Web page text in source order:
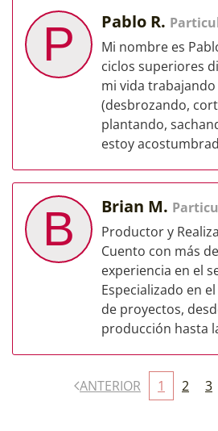
P Pablo R.
Mi nombre es
ciclos superiores
mi vida
(desbrozando,
plantando,
estoy
B Brian M.
Productor y
Cuento con más
experiencia en el
Especializado en
de proyectos,
producción hasta
ANTERIOR 1 2 3